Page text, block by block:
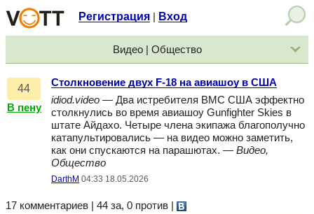
Регистрация Вход
Видео | Общество
44
В пену
Столкновение двух F-18 на авиашоу в США
idiod.video — Два истребителя ВМС США эффектно
столкнулись во время авиашоу Gunfighter Skies в
штате Айдахо. Четыре члена экипажа благополучно
катапультировались — на видео можно заметить,
как они спускаются на парашютах. — Видео,
Общество
DarthM 04:33 18.05.2026
17 комментариев | 44 за, 0 против